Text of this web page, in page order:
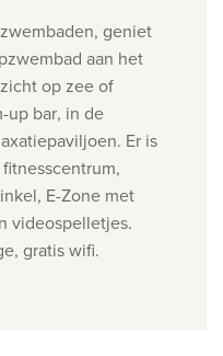
geniet
aan het
op zeeof
up bar, in de
Er is
E-Zone met
videospelletjes.
gratis wifi.